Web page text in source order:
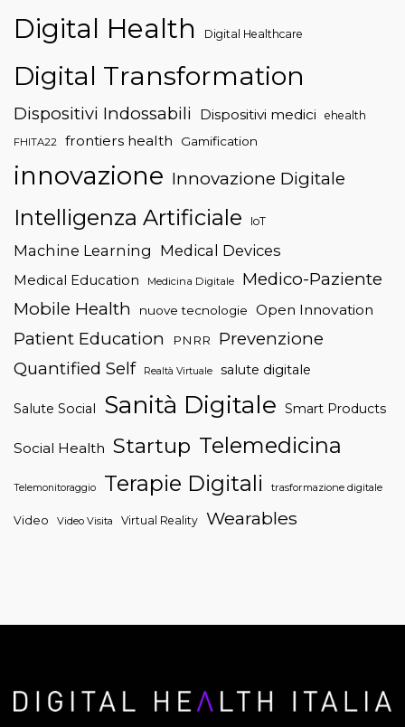
Digital Health Digital Healthcare
Digital Transformation
Dispositivi Indossabili Dispositivi medici ehealth
FHITA22 frontiers health Gamification
innovazione Innovazione Digitale
Intelligenza Artificiale IoT
Machine Learning Medical Devices
Medical Education Medicina Digitale
Medico-Paziente
Mobile Health
nuove tecnologie Open Innovation
Patient Education PNRR
Prevenzione
Quantified Self
Realtà Virtuale salute digitale
Salute Social Sanità Digitale Smart Products
Social Health Startup Telemedicina
Telemonitoraggio Terapie Digitali trasformazione digitale
Video Video Visita Virtual Reality Wearables